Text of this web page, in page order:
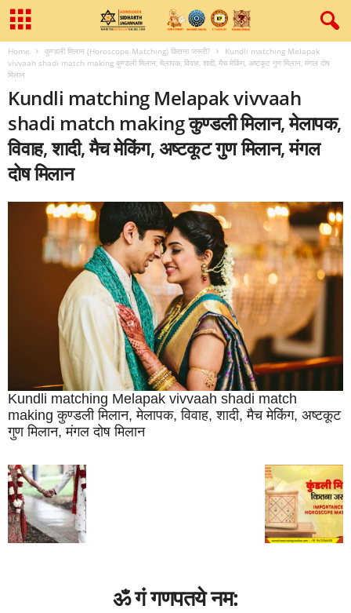
Home कुण्‍डली मिलान (Horoscope Matching) कितना जरूरी?
Kundli matching Melapak
vivvaah shadi match making कुण्‍डली मिलान, मेलापक, विवाह, शादी, मैच मेकिंग, अष्‍टकूट गुण मिलान, मंगल दोष
मिलान
Kundli matching Melapak vivvaah
shadi match making कुण्‍डली मिलान, मेलापक,
विवाह, शादी, मैच मेकिंग, अष्‍टकूट गुण मिलान, मंगल
दोष मिलान
Kundli matching Melapak vivvaah shadi match
making कुण्‍डली मिलान, मेलापक, विवाह, शादी, मैच मेकिंग, अष्‍टकूट
गुण मिलान, मंगल दोष मिलान
ॐ गं गणपतये नम: